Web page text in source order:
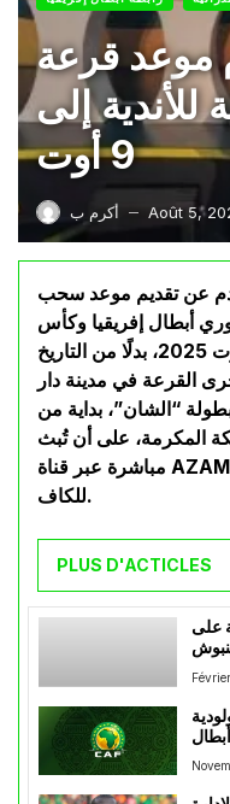
موعد قرعة
للأندية إلى
9 أوت
أكرم ب — Août 5,
عن تقديم موعد سحب
أبطال إفريقيا وكأس
الكونفدرالية إلى يوم السبت 9 أوت 2025، بدلًا من التاريخ
12 أوت. وستُجرى القرعة في مدينة دار
“الشان”، بداية من
المكرمة، على أن تُبث
مباشرة عبر قناة AZAM التنزانية والحسابات الرسمية
للكاف.
PLUS D'ACTICLES
على